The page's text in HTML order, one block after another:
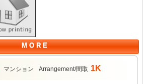
M O R E
マンション Arrangement/間取 1K